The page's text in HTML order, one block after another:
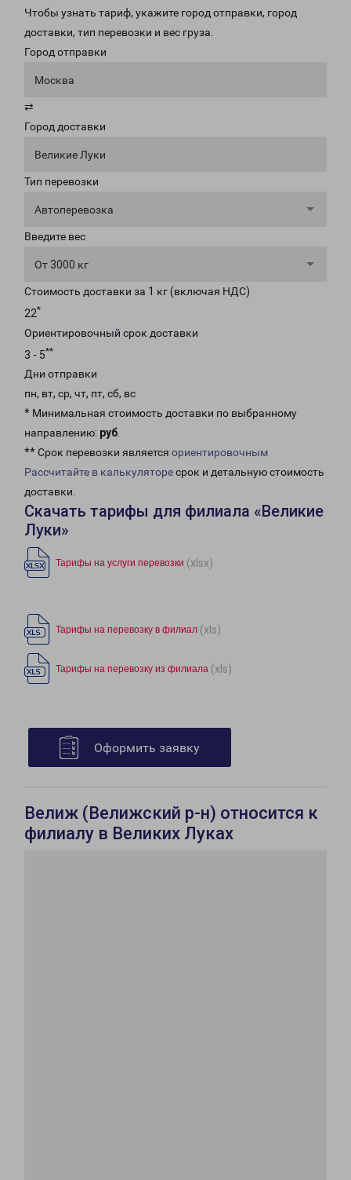
Чтобы узнать тариф, укажите город отправки, город
доставки, тип перевозки и вес груза.
Город отправки
Москва
⇄
Город доставки
Великие Луки
Тип перевозки
Автоперевозка
Введите вес
От 3000 кг
Стоимость доставки за 1 кг (включая НДС)
22*
Ориентировочный срок доставки
3 - 5**
Дни отправки
пн, вт, ср, чт, пт, сб, вс
* Минимальная стоимость доставки по выбранному
направлению: руб.
** Срок перевозки является ориентировочным
Рассчитайте в калькуляторесрок и детальную стоимость
доставки.
Скачать тарифы для филиала «Великие
Луки»
Тарифы на услуги перевозки (xlsx)
Тарифы на перевозку в филиал (xls)
Тарифы на перевозку из филиала (xls)
Оформить заявку
Велиж (Велижский р-н) относится к
филиалу в Великих Луках